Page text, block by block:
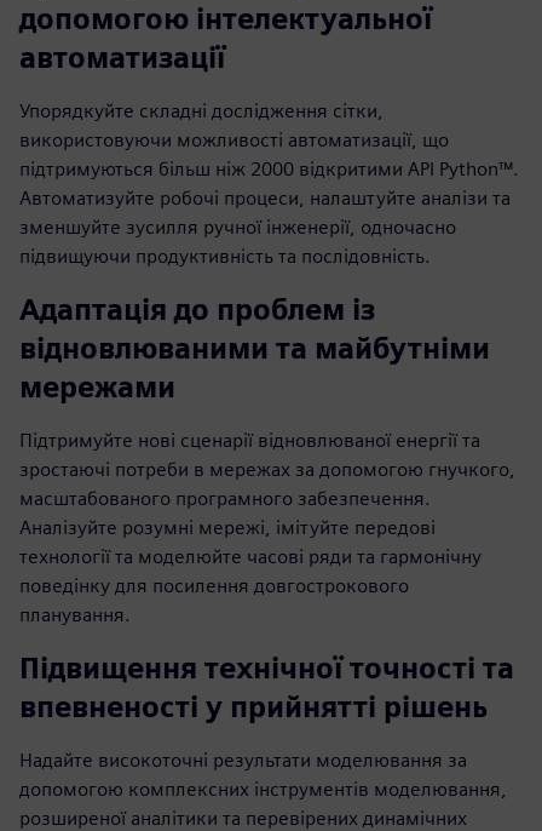
допомогою інтелектуальної
автоматизації
Упорядкуйте складні дослідження сітки,
використовуючи можливості автоматизації, що
підтримуються більш ніж 2000 відкритими API Python™.
Автоматизуйте робочі процеси, налаштуйте аналізи та
зменшуйте зусилля ручної інженерії, одночасно
підвищуючи продуктивність та послідовність.
Адаптація до проблем із
відновлюваними та майбутніми
мережами
Підтримуйте нові сценарії відновлюваної енергії та
зростаючі потреби в мережах за допомогою гнучкого,
масштабованого програмного забезпечення.
Аналізуйте розумні мережі, імітуйте передові
технології та моделюйте часові ряди та гармонічну
поведінку для посилення довгострокового
планування.
Підвищення технічної точності та
впевненості у прийнятті рішень
Надайте високоточні результати моделювання за
допомогою комплексних інструментів моделювання,
розширеної аналітики та перевірених динамічних